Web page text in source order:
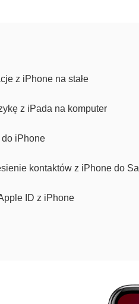
z iPhone na stałe
z iPada na komputer
do iPhone
z iPhone do Samsung Galaxy S6
ID z iPhone